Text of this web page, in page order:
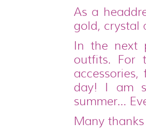
As a
gold, crystal
In the next
outfits. For
day! I am
summer…
Many